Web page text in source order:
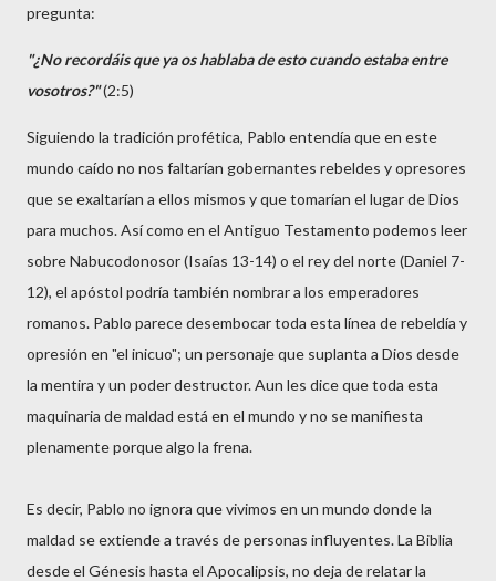
pregunta:
"¿No recordáis que ya os hablaba de esto cuando estaba entre
vosotros?"(2:5)
Siguiendo la tradición profética, Pablo entendía que en este
mundo caído no nos faltarían gobernantes rebeldes y opresores
que se exaltarían a ellos mismos y que tomarían el lugar de Dios
para muchos. Así como en el Antiguo Testamento podemos leer
sobre Nabucodonosor (Isaías 13-14) o el rey del norte (Daniel 7-
12), el apóstol podría también nombrar a los emperadores
romanos. Pablo parece desembocar toda esta línea de rebeldía y
opresión en "el inicuo"; un personaje que suplanta a Dios desde
la mentira y un poder destructor. Aun les dice que toda esta
maquinaria de maldad está en el mundo y no se manifiesta
plenamente porque algo la frena.
Es decir, Pablo no ignora que vivimos en un mundo donde la
maldad se extiende a través de personas influyentes. La Biblia
desde el Génesis hasta el Apocalipsis, no deja de relatar la